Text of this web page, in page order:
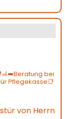
bei
Pflegekasse📑